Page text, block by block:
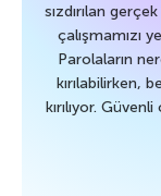
sızdırılan
çalışmamızı
Parolaların
kırılabilirken,
kırılıyor.